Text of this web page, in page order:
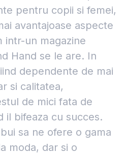
pentru copii si femei,
avantajoase aspecte
intr-un magazine
Hand se le are. In
dependente de mai
si calitatea,
de mici fata de
il bifeaza cu succes.
sa ne ofere o gama
moda, dar si o